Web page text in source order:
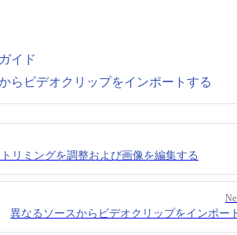
イド
らビデオクリップをインポートする
リミングを調整および画像を編集する
異なるソースからビデオクリップをインポー